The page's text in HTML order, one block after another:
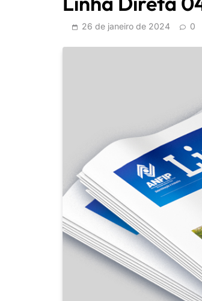
26 de janeiro de 2024 0